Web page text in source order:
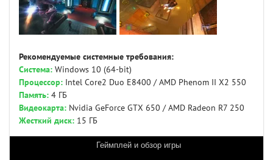
Рекомендуемые системные требования:
Система: Windows 10 (64-bit)
Процессор: Intel Core2 Duo E8400 / AMD Phenom II X2 550
Память: 4 ГБ
Видеокарта: Nvidia GeForce GTX 650 / AMD Radeon R7 250
Жесткий диск: 15 ГБ
Геймплей и обзор игры